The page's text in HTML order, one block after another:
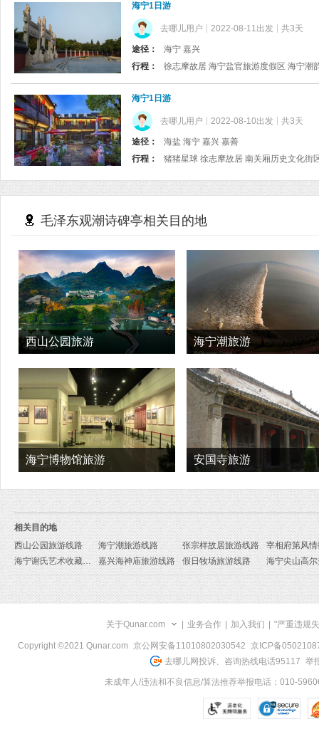
海宁1日游
去哪儿用户 2022-08-11出发 共3天
途径：
海宁 嘉兴
行程：
海宁1日游
去哪儿用户 2022-08-10出发 共3天
途径：
海盐 海宁 嘉兴 嘉善
行程：
毛泽东观潮诗碑亭相关目的地
西山公园旅游 海宁潮旅游
海宁博物馆旅游 安国寺旅游
相关目的地
西山公园旅游线路
海宁潮旅游线路
张宗样故居旅游线路
海宁谢氏艺术收藏馆旅游线路
嘉兴海神庙旅游线路 假日牧场旅游线路
关于Qunar.com 业务合作 加入我们 "严重违规
Copyright ©2021 Qunar.com 京公网安备11010802030542
京ICP备
去哪儿网投诉、咨询热线电话95117 举
未成年人/违法和不良信息/算法推荐举报电话：010-